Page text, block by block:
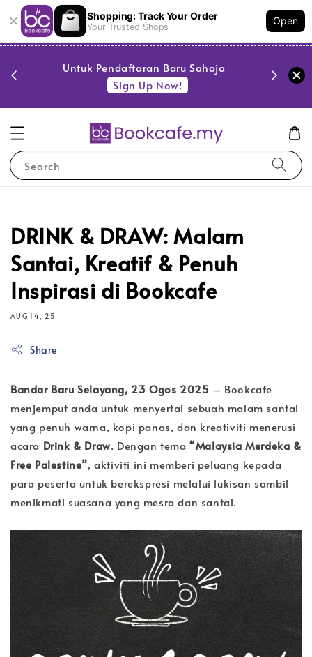
Shopping: Track Your Order
Your Trusted Shops
Open
Untuk Pendaftaran Baru Sahaja
Sign Up Now!
Search
DRINK & DRAW: Malam
Santai, Kreatif & Penuh
Inspirasi di Bookcafe
AUG 14, 25
Share
Bandar Baru Selayang, 23 Ogos 2025 – Bookcafe
menjemput anda untuk menyertai sebuah malam santai
yang penuh warna, kopi panas, dan kreativiti menerusi
acara Drink & Draw. Dengan tema“Malaysia Merdeka &
Free Palestine”, aktiviti ini memberi peluang kepada
para peserta untuk berekspresi melalui lukisan sambil
menikmati suasana yang mesra dan santai.